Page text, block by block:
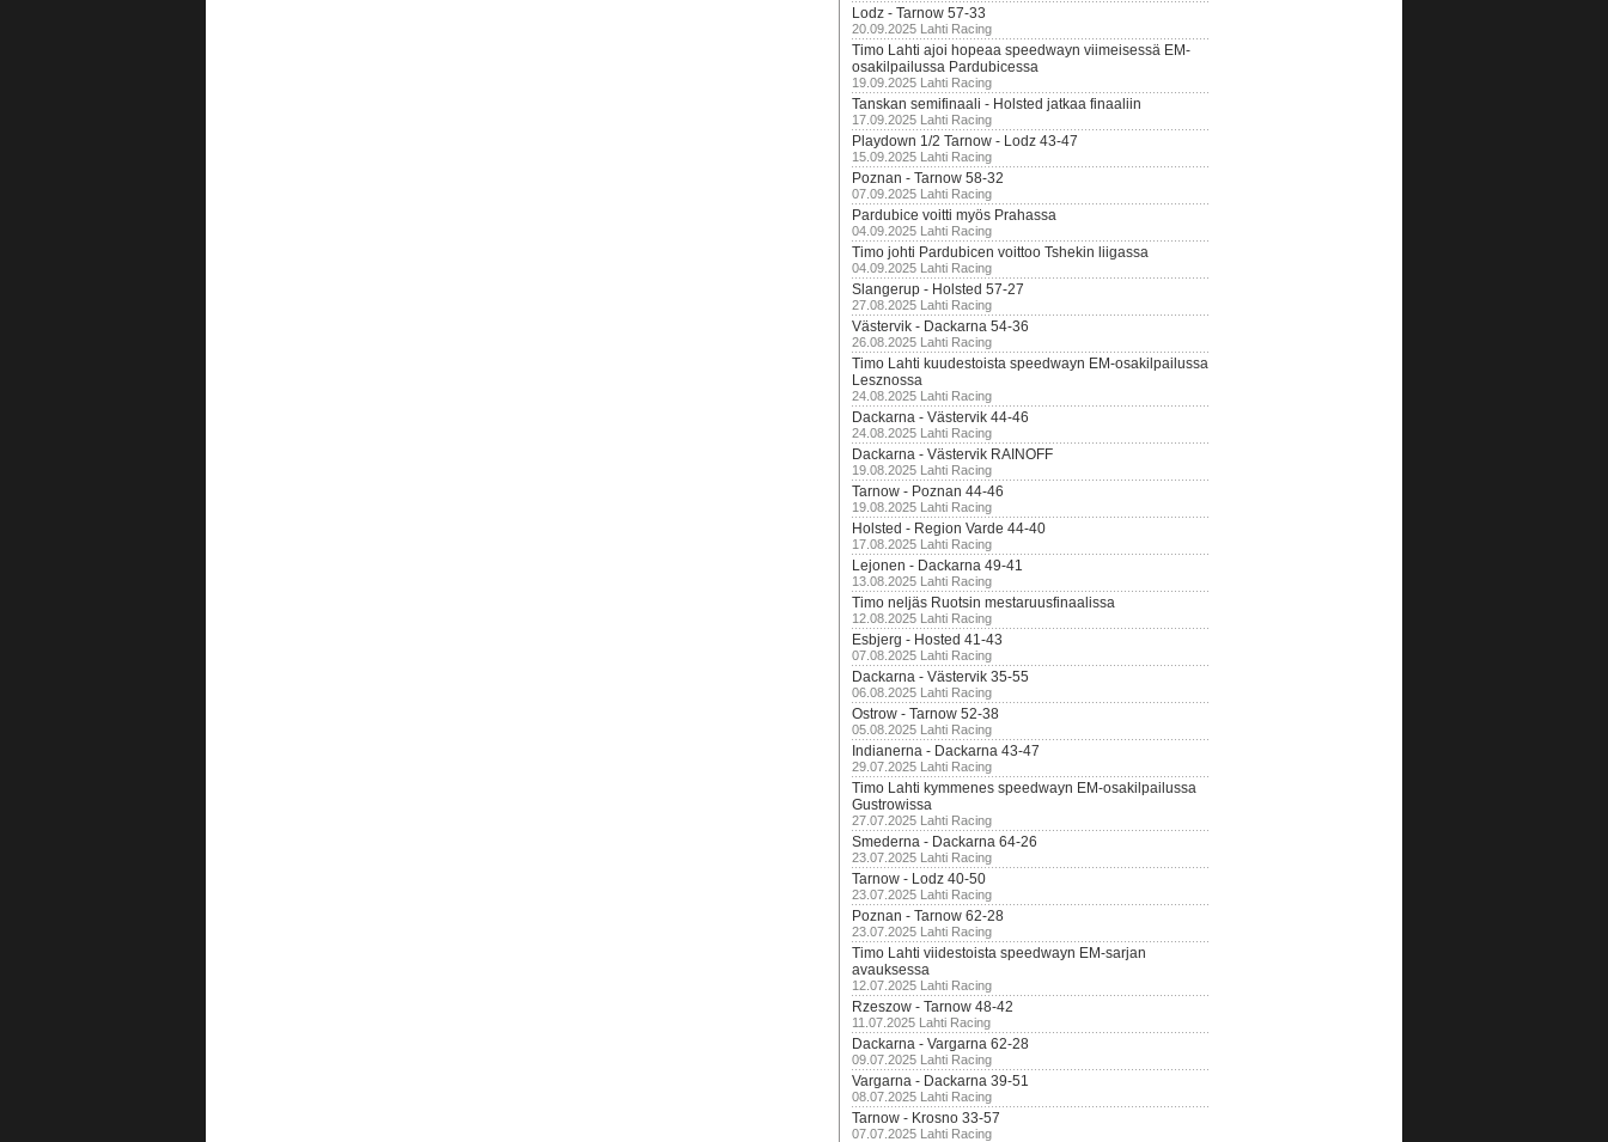
Lodz - Tarnow 57-33
20.09.2025 Lahti Racing
Timo Lahti ajoi hopeaa speedwayn viimeisessä EM-
osakilpailussa Pardubicessa
19.09.2025 Lahti Racing
Tanskan semifinaali - Holsted jatkaa finaaliin
17.09.2025 Lahti Racing
Playdown 1/2 Tarnow - Lodz 43-47
15.09.2025 Lahti Racing
Poznan - Tarnow 58-32
07.09.2025 Lahti Racing
Pardubice voitti myös Prahassa
04.09.2025 Lahti Racing
Timo johti Pardubicen voittoo Tshekin liigassa
04.09.2025 Lahti Racing
Slangerup - Holsted 57-27
27.08.2025 Lahti Racing
Västervik - Dackarna 54-36
26.08.2025 Lahti Racing
Timo Lahti kuudestoista speedwayn EM-osakilpailussa
Lesznossa
24.08.2025 Lahti Racing
Dackarna - Västervik 44-46
24.08.2025 Lahti Racing
Dackarna - Västervik RAINOFF
19.08.2025 Lahti Racing
Tarnow - Poznan 44-46
19.08.2025 Lahti Racing
Holsted - Region Varde 44-40
17.08.2025 Lahti Racing
Lejonen - Dackarna 49-41
13.08.2025 Lahti Racing
Timo neljäs Ruotsin mestaruusfinaalissa
12.08.2025 Lahti Racing
Esbjerg - Hosted 41-43
07.08.2025 Lahti Racing
Dackarna - Västervik 35-55
06.08.2025 Lahti Racing
Ostrow - Tarnow 52-38
05.08.2025 Lahti Racing
Indianerna - Dackarna 43-47
29.07.2025 Lahti Racing
Timo Lahti kymmenes speedwayn EM-osakilpailussa
Gustrowissa
27.07.2025 Lahti Racing
Smederna - Dackarna 64-26
23.07.2025 Lahti Racing
Tarnow - Lodz 40-50
23.07.2025 Lahti Racing
Poznan - Tarnow 62-28
23.07.2025 Lahti Racing
Timo Lahti viidestoista speedwayn EM-sarjan
avauksessa
12.07.2025 Lahti Racing
Rzeszow - Tarnow 48-42
11.07.2025 Lahti Racing
Dackarna - Vargarna 62-28
09.07.2025 Lahti Racing
Vargarna - Dackarna 39-51
08.07.2025 Lahti Racing
Tarnow - Krosno 33-57
07.07.2025 Lahti Racing